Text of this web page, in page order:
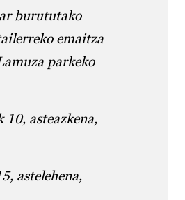
burututako
emaitza
parkeko
asteazkena,
astelehena,